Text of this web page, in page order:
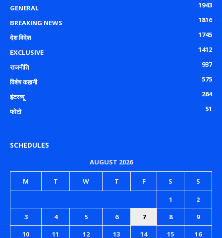
GENERAL
1943
BREAKING NEWS
1816
देश विदेश
1745
EXCLUSIVE
1412
राजनीति
937
विशेष कहानी
575
इंटरव्यू
264
फोटो
51
SCHEDULES
AUGUST 2026
M T W T F S S
1
2
3
4 5 6 7 8
9
10
11 12 13 14 15
16